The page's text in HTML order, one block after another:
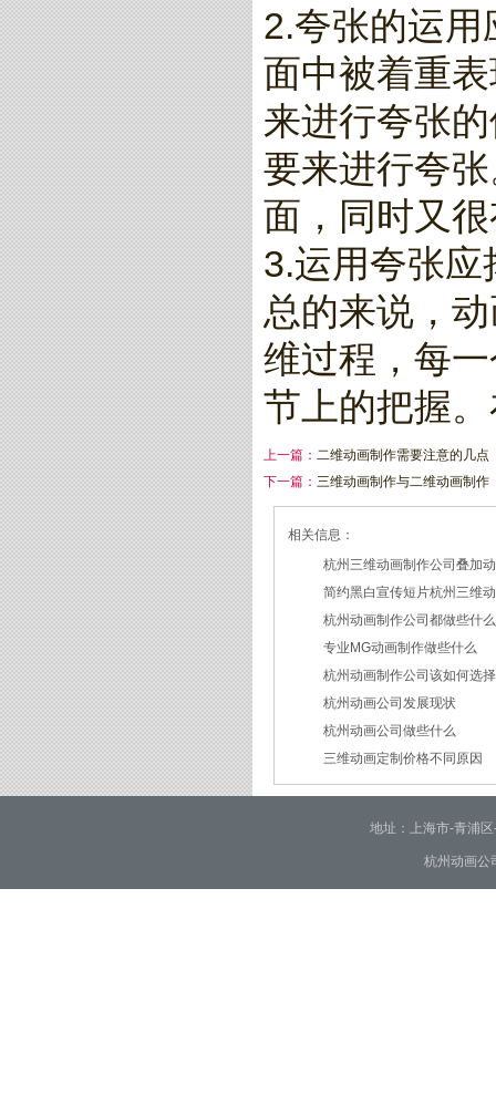
2.夸张的运
面中被着重
来进行夸张
要来进行夸
面，同时又
3.运用夸张
总的来说，
维过程，每
节上的把握
上一篇： 二维动画制作需要注意的几点
下一篇： 三维动画制作与二维动画制作
相关信息：
杭州三维动画制作公司叠加
2026/07/27
简约黑白宣传短片杭州三维
2026/07/23
杭州动画制作公司都做些什
2026/03/18
专业MG动画制作做些什么
2026/03/16
杭州动画制作公司该如何选择
2026/03/05
杭州动画公司发展现状
2026/03/03
杭州动画公司做些什么
2026/02/28
三维动画定制价格不同原因
2026/02/02
地址：上海市-青浦
杭州动画公